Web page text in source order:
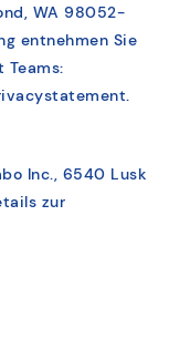
WA 98052-
entnehmen Sie
Teams:
Inc., 6540 Lusk
zur